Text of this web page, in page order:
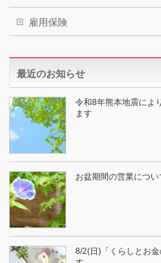
雇用保険
最近のお知らせ
令和8年熊本地震によ
ます
お盆期間の営業につい
8/2(日)「くらしとお